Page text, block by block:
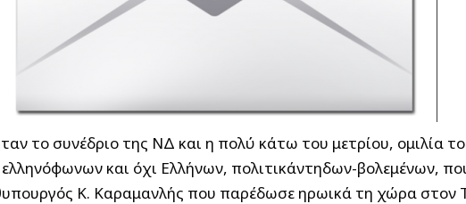
το συνέδριο της ΝΔ και η πολύ κάτω του μετρίου, ομιλία
και όχι Ελλήνων, πολιτικάντηδων-βολεμένων,
Κ. Καραμανλής που παρέδωσε ηρωικά τη χώρα στον